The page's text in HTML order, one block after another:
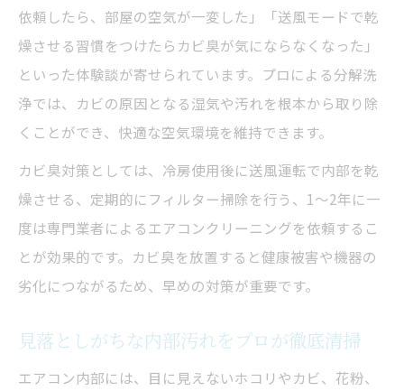
依頼したら、部屋の空気が一変した」「送風モードで乾
燥させる習慣をつけたらカビ臭が気にならなくなった」
といった体験談が寄せられています。プロによる分解洗
浄では、カビの原因となる湿気や汚れを根本から取り除
くことができ、快適な空気環境を維持できます。
カビ臭対策としては、冷房使用後に送風運転で内部を乾
燥させる、定期的にフィルター掃除を行う、1～2年に一
度は専門業者によるエアコンクリーニングを依頼するこ
とが効果的です。カビ臭を放置すると健康被害や機器の
劣化につながるため、早めの対策が重要です。
見落としがちな内部汚れをプロが徹底清掃
エアコン内部には、目に見えないホコリやカビ、花粉、